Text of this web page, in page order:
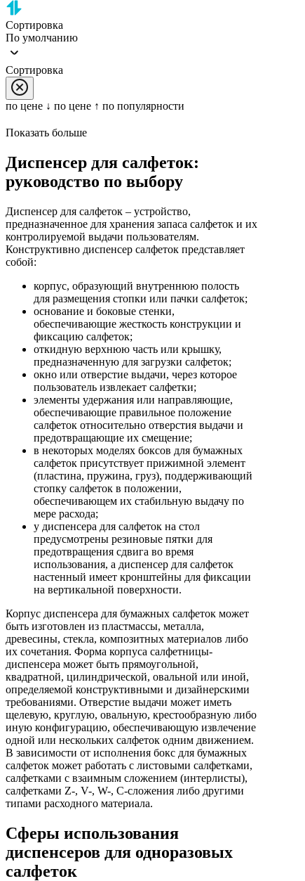
Сортировка
По умолчанию
Сортировка
по цене ↓ по цене ↑ по популярности
Показать больше
Диспенсер для салфеток:
руководство по выбору
Диспенсер для салфеток – устройство,
предназначенное для хранения запаса салфеток и их
контролируемой выдачи пользователям.
Конструктивно диспенсер салфеток представляет
собой:
корпус, образующий внутреннюю полость
для размещения стопки или пачки салфеток;
основание и боковые стенки,
обеспечивающие жесткость конструкции и
фиксацию салфеток;
откидную верхнюю часть или крышку,
предназначенную для загрузки салфеток;
окно или отверстие выдачи, через которое
пользователь извлекает салфетки;
элементы удержания или направляющие,
обеспечивающие правильное положение
салфеток относительно отверстия выдачи и
предотвращающие их смещение;
в некоторых моделях боксов для бумажных
салфеток присутствует прижимной элемент
(пластина, пружина, груз), поддерживающий
стопку салфеток в положении,
обеспечивающем их стабильную выдачу по
мере расхода;
у диспенсера для салфеток на стол
предусмотрены резиновые пятки для
предотвращения сдвига во время
использования, а диспенсер для салфеток
настенный имеет кронштейны для фиксации
на вертикальной поверхности.
Корпус диспенсера для бумажных салфеток может
быть изготовлен из пластмассы, металла,
древесины, стекла, композитных материалов либо
их сочетания. Форма корпуса салфетницы-
диспенсера может быть прямоугольной,
квадратной, цилиндрической, овальной или иной,
определяемой конструктивными и дизайнерскими
требованиями. Отверстие выдачи может иметь
щелевую, круглую, овальную, крестообразную либо
иную конфигурацию, обеспечивающую извлечение
одной или нескольких салфеток одним движением.
В зависимости от исполнения бокс для бумажных
салфеток может работать с листовыми салфетками,
салфетками с взаимным сложением (интерлисты),
салфетками Z-, V-, W-, C-сложения либо другими
типами расходного материала.
Сферы использования
диспенсеров для одноразовых
салфеток